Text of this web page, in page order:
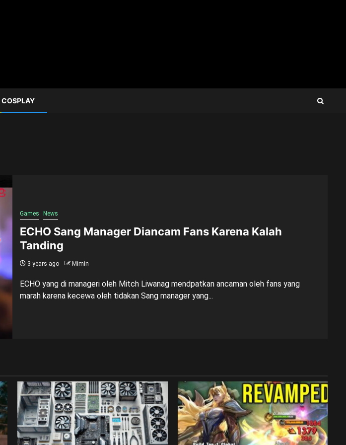
COSPLAY
Games News
ECHO Sang Manager Diancam Fans Karena Kalah
Tanding
3 years ago Mimin
ECHO yang di manageri oleh Mitch Liwanag mendpatkan ancaman oleh fans yang
marah karena kecewa oleh tidakan Sang manager yang...